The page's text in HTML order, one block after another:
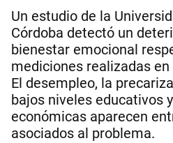
Un estudio de la
Córdoba detectó un
bienestar emocional
mediciones realizadas
El desempleo, la
bajos niveles educativos
económicas aparecen
asociados al problema.